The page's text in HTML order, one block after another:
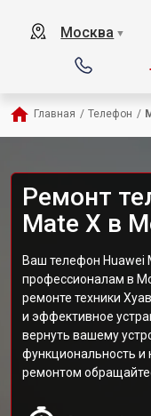
Москва ▼
Главная / Телефон /
Ремонт
Mate X в
Ваш телефон Huawei
профессионалам в
ремонте техники
и эффективное
вернуть вашему
функциональность и
ремонтом